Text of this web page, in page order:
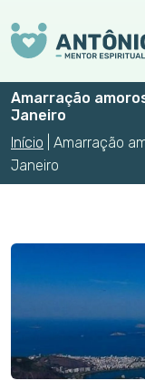
Amarração
Janeiro
Início
Amarração
Janeiro